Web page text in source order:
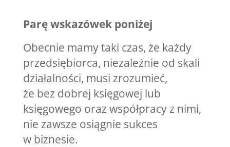
Parę wskazówek poniżej
Obecnie mamy taki czas, że każdy
przedsiębiorca, niezależnie od skali
działalności, musi zrozumieć,
że bez dobrej księgowej lub
księgowego oraz współpracy z nimi,
nie zawsze osiągnie sukces
w biznesie.